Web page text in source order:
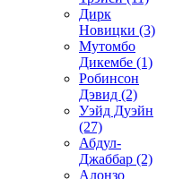
Дирк
Новицки (3)
Мутомбо
Дикембе (1)
Робинсон
Дэвид (2)
Уэйд Дуэйн
(27)
Абдул-
Джаббар (2)
Алонзо